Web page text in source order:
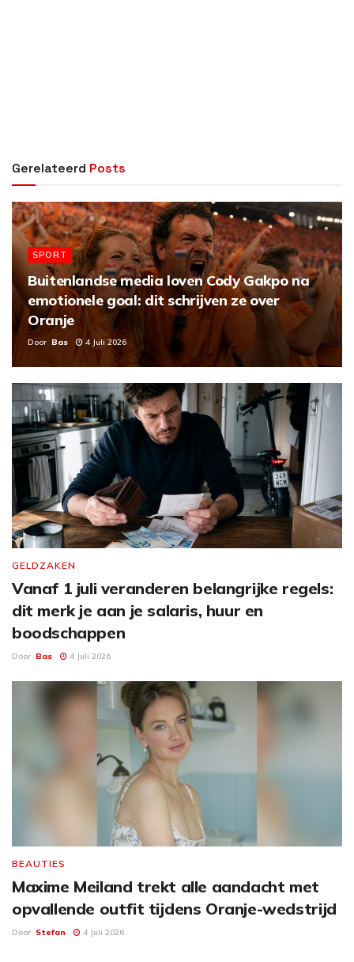
Gerelateerd Posts
SPORT
Buitenlandse media loven Cody Gakpo na
emotionele goal: dit schrijven ze over
Oranje
Door Bas 4 Juli 2026
GELDZAKEN
Vanaf 1 juli veranderen belangrijke regels:
dit merk je aan je salaris, huur en
boodschappen
Door Bas 4 Juli 2026
BEAUTIES
Maxime Meiland trekt alle aandacht met
opvallende outfit tijdens Oranje-wedstrijd
Door Stefan 4 Juli 2026